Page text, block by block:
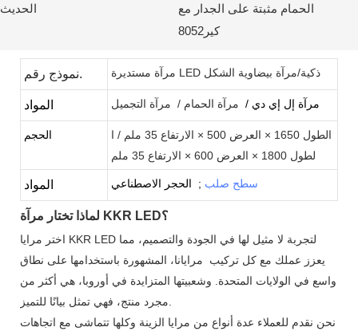
الحديث
الحمام مثبتة على الجدار مع
كير8052
نموذج رقم. مرآة مستديرة LED ذكية/مرآة بيضاوية الشكل
مرآة إل إي دي / مرآة الحمام / مرآة التجميل
الحجم
الطول 1650 × العرض 500 × الارتفاع 35 ملم / ا
لطول 1800 × العرض 600 × الارتفاع 35 ملم
المواد سطح صلب ; الحجر الاصطناعي
اختر مرايا KKR LED لتجربة لا مثيل لها في الجودة والتصميم، مما
يعزز عملك مع كل تركيب مرايانا، المشهورة باستخدامها على نطاق
واسع في الولايات المتحدة. وشعبيتها المتزايدة في أوروبا، هي أكثر من
نحن نقدم للعملاء عدة أنواع من مرايا الزينة وكلها تتماشى مع اتجاهات